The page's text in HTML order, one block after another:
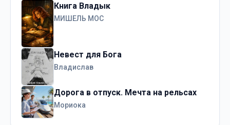
Книга Владык
МИШЕЛЬ МОС
Невест для Бога
Владислав
Дорога в отпуск. Мечта на рельсах
Мориока